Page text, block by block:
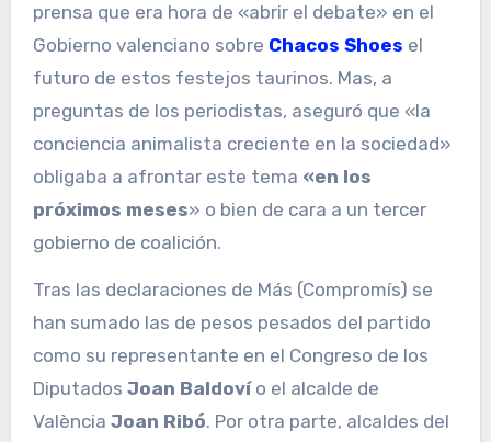
prensa que era hora de «abrir el debate» en el
Gobierno valenciano sobre Chacos Shoes el
futuro de estos festejos taurinos. Mas, a
preguntas de los periodistas, aseguró que «la
conciencia animalista creciente en la sociedad»
obligaba a afrontar este tema «en los
próximos meses» o bien de cara a un tercer
gobierno de coalición.
Tras las declaraciones de Más (Compromís) se
han sumado las de pesos pesados del partido
como su representante en el Congreso de los
Diputados Joan Baldovío el alcalde de
València Joan Ribó. Por otra parte, alcaldes del